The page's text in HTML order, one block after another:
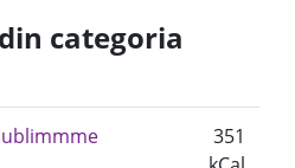
categoria
351